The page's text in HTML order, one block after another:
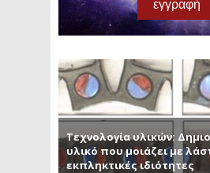
Τεχνολογία υλικών:
υλικό που μοιάζει με
εκπληκτικές ιδιότητες